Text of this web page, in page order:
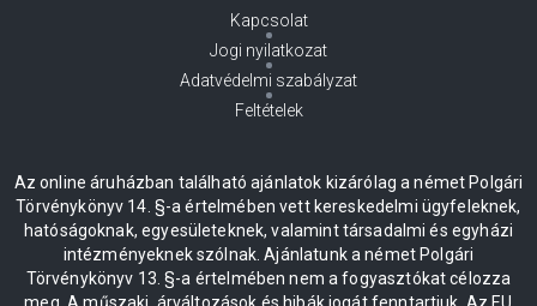
Kapcsolat
Jogi nyilatkozat
Adatvédelmi szabályzat
Feltételek
Az online áruházban található ajánlatok kizárólag a német Polgári
Törvénykönyv 14. §-a értelmében vett kereskedelmi ügyfeleknek,
hatóságoknak, egyesületeknek, valamint társadalmi és egyházi
intézményeknek szólnak. Ajánlatunk a német Polgári
Törvénykönyv 13. §-a értelmében nem a fogyasztókat célozza